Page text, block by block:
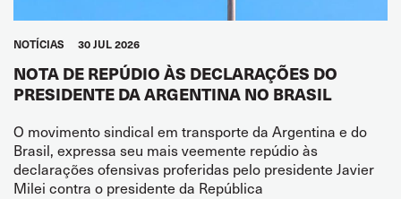
NOTÍCIAS 30 JUL 2026
NOTA DE REPÚDIO ÀS DECLARAÇÕES DO
PRESIDENTE DA ARGENTINA NO BRASIL
O movimento sindical em transporte da Argentina e do
Brasil, expressa seu mais veemente repúdio às
declarações ofensivas proferidas pelo presidente Javier
Milei contra o presidente da República